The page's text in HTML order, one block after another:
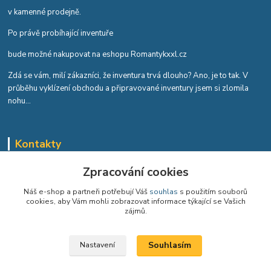
v kamenné prodejně.
Po právě probíhající inventuře
bude možné nakupovat na eshopu Romantykxxl.cz
Zdá se vám, milí zákazníci, že inventura trvá dlouho? Ano, je to tak. V
průběhu vyklízení obchodu a připravované inventury jsem si zlomila
nohu...
Kontakty
Romana Tykvová
+420 608 519 697
info@romantykxxl.cz
Zpracování cookies
Náš e-shop a partneři potřebují Váš souhlas s použitím souborů
cookies, aby Vám mohli zobrazovat informace týkající se Vašich
zájmů.
Nastavení Souhlasím